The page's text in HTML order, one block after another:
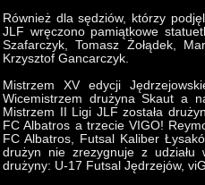
Również dla sędziów, którzy
JLF wręczono pamiątkowe
Szafarczyk, Tomasz Żołądek,
Krzysztof Gancarczyk.
Mistrzem XV edycji
Wicemistrzem drużyna Skaut a
Mistrzem II Ligi JLF została
FC Albatros a trzecie VIGO!
FC Albatros, Futsal Kaliber
drużyn nie zrezygnuje z
drużyny: U-17 Futsal Jędrzejów,